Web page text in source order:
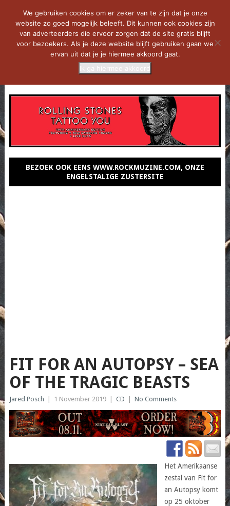
BEZOEK OOK EENS WWW.ROCKMUZINE.COM, ONZE
ENGELSTALIGE ZUSTERSITE
FIT FOR AN AUTOPSY – SEA
OF THE TRAGIC BEASTS
Jared Posch 1 November 2019 CD No Comments
Het Amerikaanse
zestal van Fit for
an Autopsy komt
op 25 oktober
We gebruiken cookies om er zeker van te zijn dat je onze
website zo goed mogelijk beleeft. Dit kunnen ook cookies zijn
van adverteerders die ervoor zorgen dat de site gratis blijft
voor bezoekers. Als je deze website blijft gebruiken gaan we
ervan uit dat je je hiermee akkoord gaat.
Ik ga hiermee akkoord